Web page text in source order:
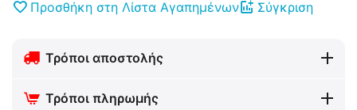
Προσθήκη στη Λίστα Αγαπημένων Σύγκριση
Τρόποι αποστολής
Τρόποι πληρωμής